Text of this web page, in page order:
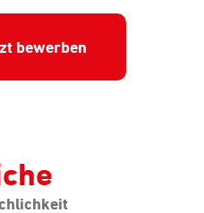
bewerben